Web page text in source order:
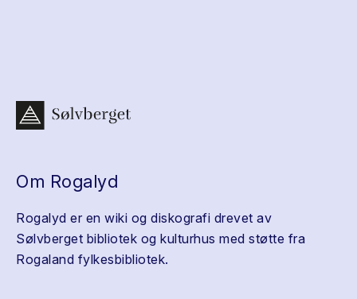
Om Rogalyd
Rogalyd er en wiki og diskografi drevet av
Sølvberget bibliotek og kulturhus med støtte fra
Rogaland fylkesbibliotek.